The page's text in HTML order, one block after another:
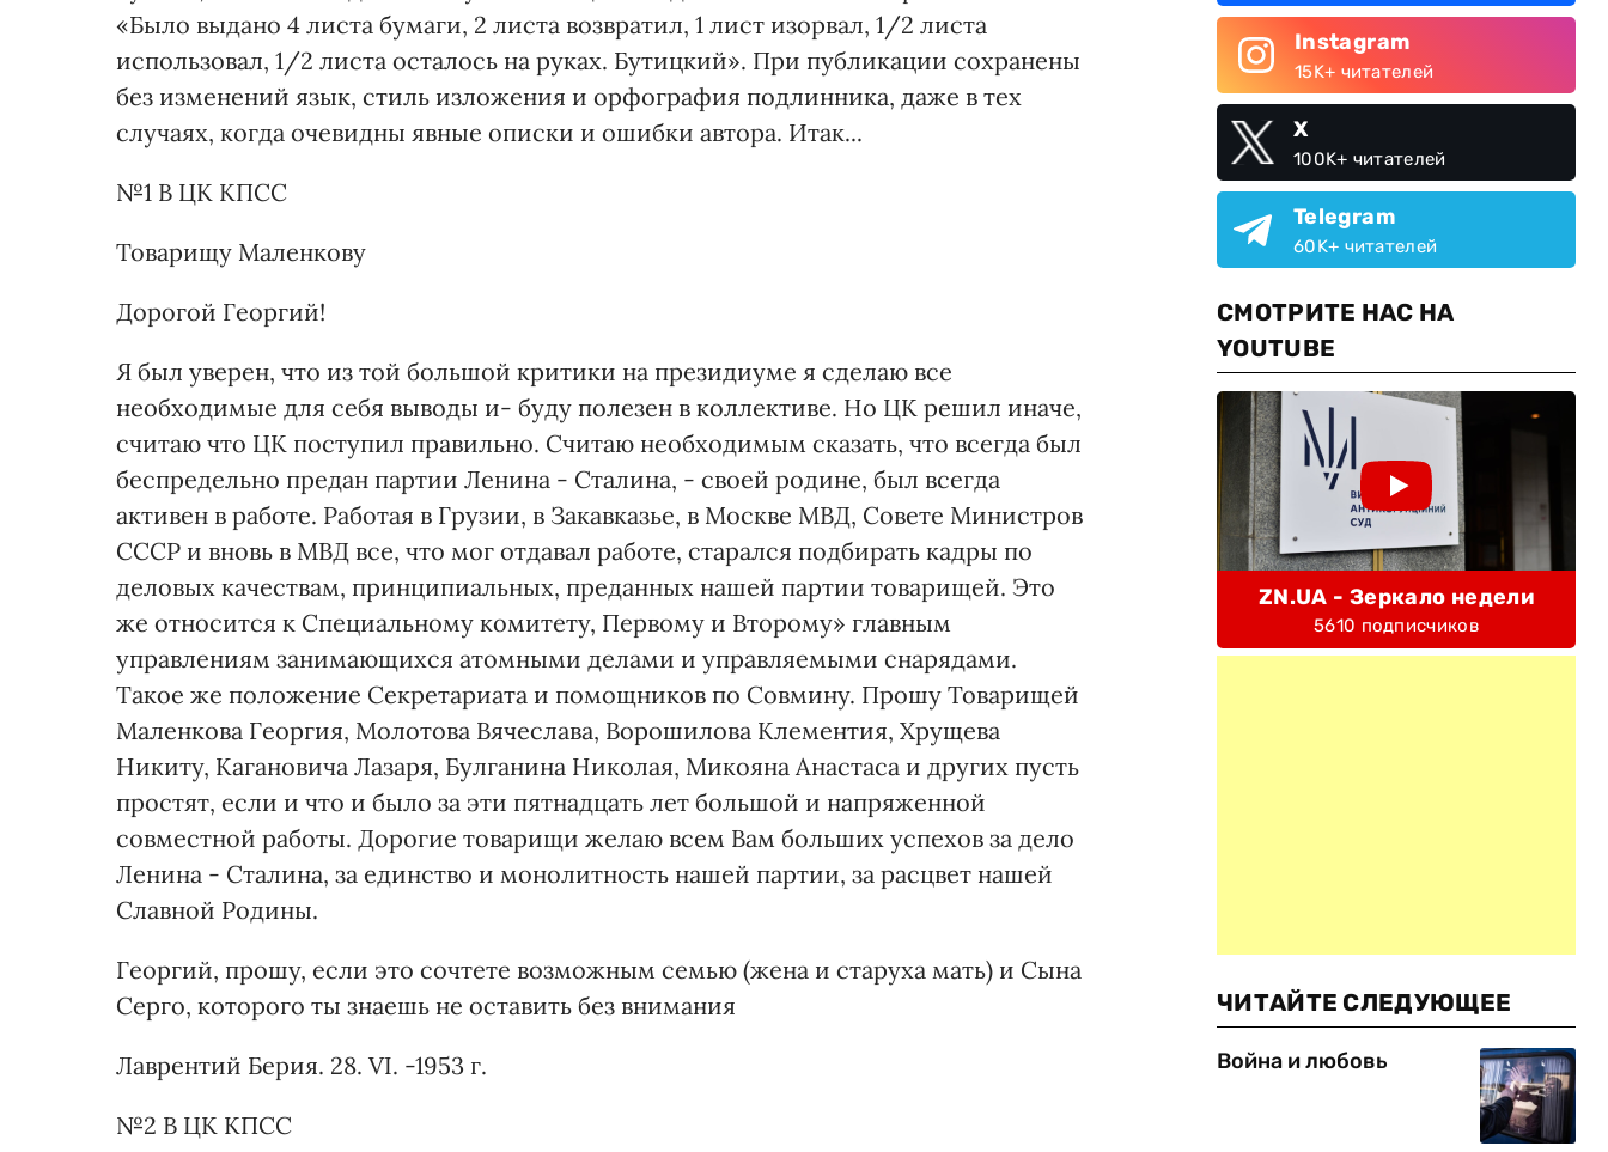
«Было выдано 4 листа бумаги, 2 листа возвратил, 1 лист изорвал, 1/2 листа
использовал, 1/2 листа осталось на руках. Бутицкий». При публикации сохранены
без изменений язык, стиль изложения и орфография подлинника, даже в тех
случаях, когда очевидны явные описки и ошибки автора. Итак...
№1 В ЦК КПСС
Товарищу Маленкову
Дорогой Георгий!
Я был уверен, что из той большой критики на президиуме я сделаю все
необходимые для себя выводы и- буду полезен в коллективе. Но ЦК решил иначе,
считаю что ЦК поступил правильно. Считаю необходимым сказать, что всегда был
беспредельно предан партии Ленина - Сталина, - своей родине, был всегда
активен в работе. Работая в Грузии, в Закавказье, в Москве МВД, Совете Министров
СССР и вновь в МВД все, что мог отдавал работе, старался подбирать кадры по
деловых качествам, принципиальных, преданных нашей партии товарищей. Это
же относится к Специальному комитету, Первому и Второму» главным
управлениям занимающихся атомными делами и управляемыми снарядами.
Такое же положение Секретариата и помощников по Совмину. Прошу Товарищей
Маленкова Георгия, Молотова Вячеслава, Ворошилова Клементия, Хрущева
Никиту, Кагановича Лазаря, Булганина Николая, Микояна Анастаса и других пусть
простят, если и что и было за эти пятнадцать лет большой и напряженной
совместной работы. Дорогие товарищи желаю всем Вам больших успехов за дело
Ленина - Сталина, за единство и монолитность нашей партии, за расцвет нашей
Славной Родины.
Георгий, прошу, если это сочтете возможным семью (жена и старуха мать) и Сына
Серго, которого ты знаешь не оставить без внимания
Лаврентий Берия. 28. VI. -1953 г.
№2 В ЦК КПСС
Instagram
15K+ читателей
X
100K+ читателей
Telegram
60K+ читателей
СМОТРИТЕ НАС НА
YOUTUBE
ZN.UA - Зеркало недели
5610 подписчиков
ЧИТАЙТЕ СЛЕДУЮЩЕЕ
Война и любовь